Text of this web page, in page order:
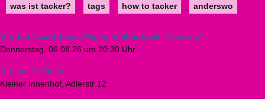
was ist tacker? tags how to tacker anderswo
Grether Nach(t)lese: Michelle Steinbeck "Favorita"
Donnerstag, 06.08.26 um 20:30 Uhr
Grether-Gelände
Kleiner Innenhof, Adlerstr 12